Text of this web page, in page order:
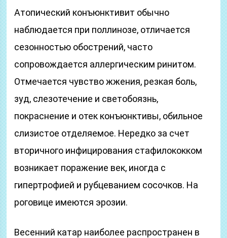
Атопический конъюнктивит обычно
наблюдается при поллинозе, отличается
сезонностью обострений, часто
сопровождается аллергическим ринитом.
Отмечается чувство жжения, резкая боль,
зуд, слезотечение и светобоязнь,
покраснение и отек конъюнктивы, обильное
слизистое отделяемое. Нередко за счет
вторичного инфицирования стафилококком
возникает поражение век, иногда с
гипертрофией и рубцеванием сосочков. На
роговице имеются эрозии.
Весенний катар наиболее распространен в